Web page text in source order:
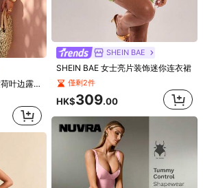
Opulessa 女士性感动物纹荷叶边露背吊带连衣裙，夏季
SHEIN BAE
SHEIN BAE 女士亮片装饰迷你连衣裙
僅剩2件
HK$309.00